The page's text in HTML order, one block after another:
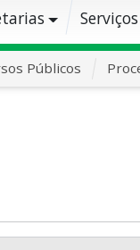
Serviços
Públicos